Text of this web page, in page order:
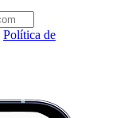
Política de